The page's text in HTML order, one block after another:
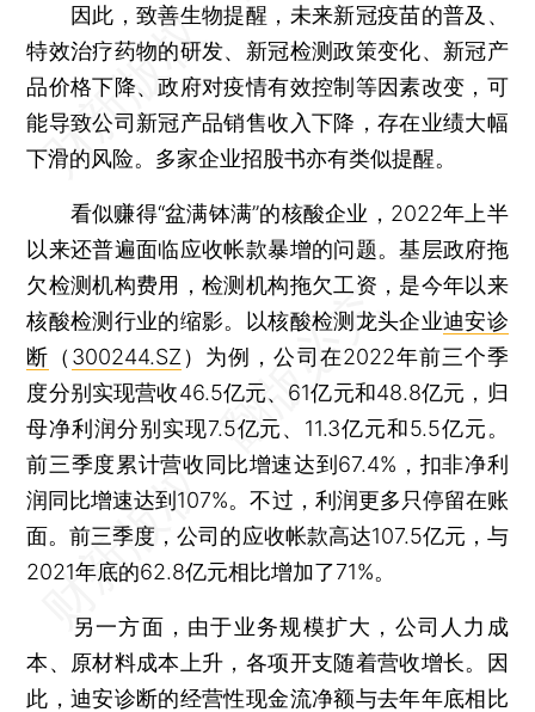
因此，致善生物提醒，未来新冠疫苗的普及、
特效治疗药物的研发、新冠检测政策变化、新冠产
品价格下降、政府对疫情有效控制等因素改变，可
能导致公司新冠产品销售收入下降，存在业绩大幅
下滑的风险。多家企业招股书亦有类似提醒。
看似赚得“盆满钵满”的核酸企业，2022年上半
以来还普遍面临应收帐款暴增的问题。基层政府拖
欠检测机构费用，检测机构拖欠工资，是今年以来
核酸检测行业的缩影。以核酸检测龙头企业迪安诊
断 （ 300244.SZ ）为例，公司在2022年前三个季
度分别实现营收46.5亿元、61亿元和48.8亿元，归
母净利润分别实现7.5亿元、11.3亿元和5.5亿元。
前三季度累计营收同比增速达到67.4%，扣非净利
润同比增速达到107%。不过，利润更多只停留在账
面。前三季度，公司的应收帐款高达107.5亿元，与
2021年底的62.8亿元相比增加了71%。
另一方面，由于业务规模扩大，公司人力成
本、原材料成本上升，各项开支随着营收增长。因
此，迪安诊断的经营性现金流净额与去年年底相比